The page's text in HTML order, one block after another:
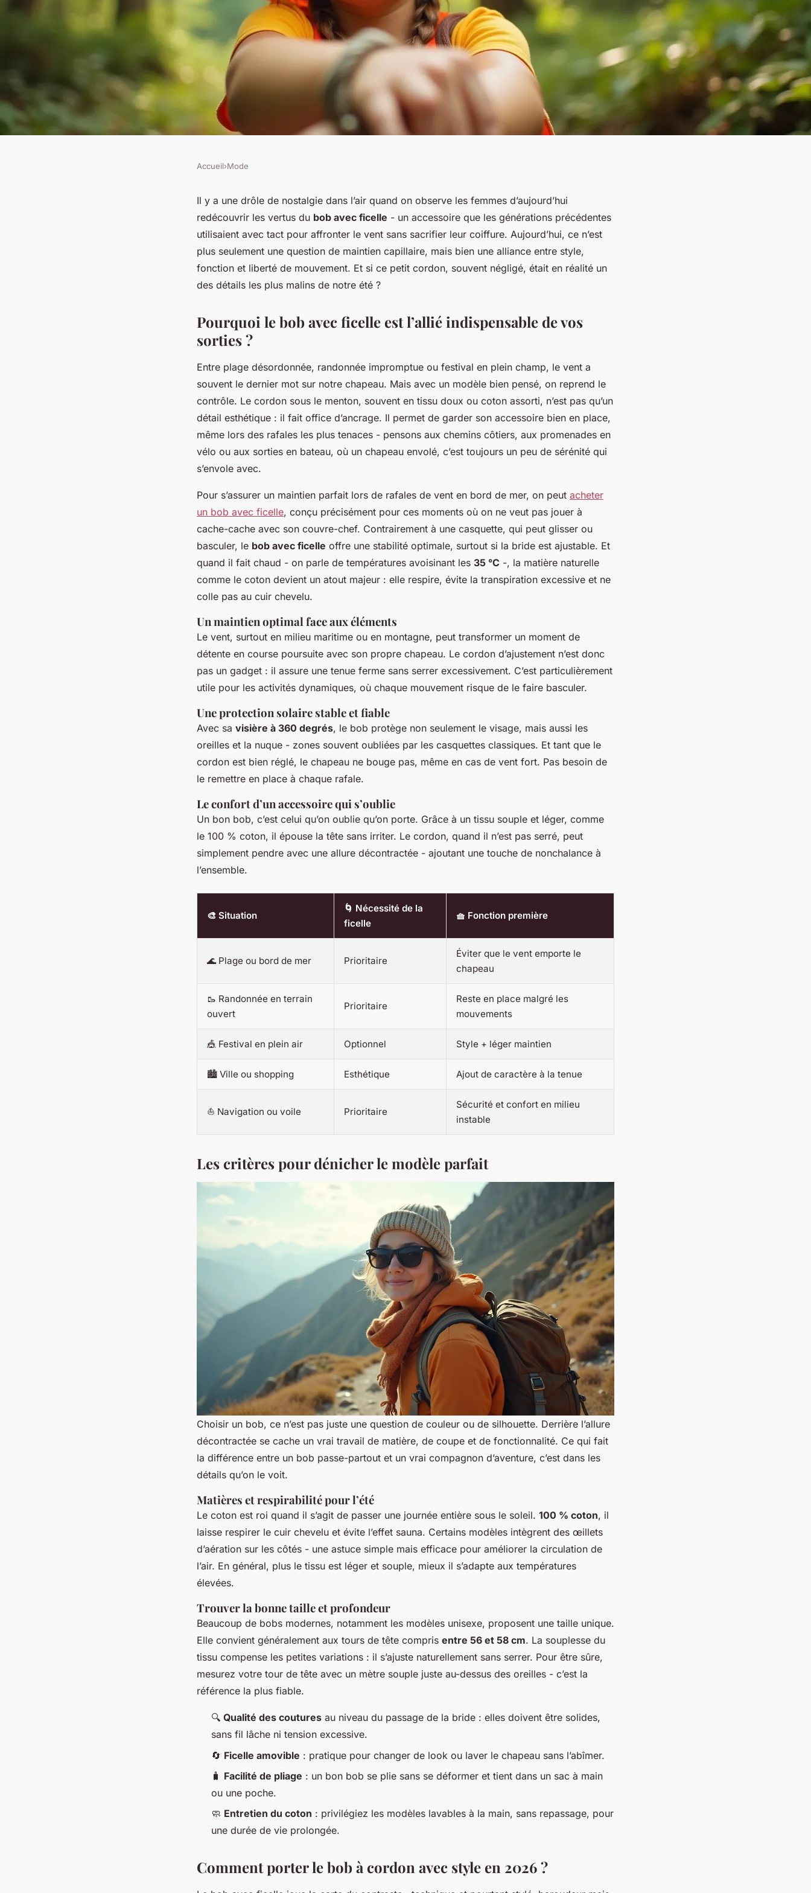
Quelle est l'importance d'un bob avec
ficelle pour vos aventures ?
10 min de lecture
Accueil›Mode
Il y a une drôle de nostalgie dans l’air quand on observe les femmes d’aujourd’hui
redécouvrir les vertus du bob avec ficelle - un accessoire que les générations précédentes
utilisaient avec tact pour affronter le vent sans sacrifier leur coiffure. Aujourd’hui, ce n’est
plus seulement une question de maintien capillaire, mais bien une alliance entre style,
fonction et liberté de mouvement. Et si ce petit cordon, souvent négligé, était en réalité un
des détails les plus malins de notre été ?
Pourquoi le bob avec ficelle est l’allié indispensable de vos
sorties ?
Entre plage désordonnée, randonnée impromptue ou festival en plein champ, le vent a
souvent le dernier mot sur notre chapeau. Mais avec un modèle bien pensé, on reprend le
contrôle. Le cordon sous le menton, souvent en tissu doux ou coton assorti, n’est pas qu’un
détail esthétique : il fait office d’ancrage. Il permet de garder son accessoire bien en place,
même lors des rafales les plus tenaces - pensons aux chemins côtiers, aux promenades en
vélo ou aux sorties en bateau, où un chapeau envolé, c’est toujours un peu de sérénité qui
s’envole avec.
Pour s’assurer un maintien parfait lors de rafales de vent en bord de mer, on peut acheter
un bob avec ficelle, conçu précisément pour ces moments où on ne veut pas jouer à
cache-cache avec son couvre-chef. Contrairement à une casquette, qui peut glisser ou
basculer, le bob avec ficelle offre une stabilité optimale, surtout si la bride est ajustable. Et
quand il fait chaud - on parle de températures avoisinant les 35 °C -, la matière naturelle
comme le coton devient un atout majeur : elle respire, évite la transpiration excessive et ne
colle pas au cuir chevelu.
Un maintien optimal face aux éléments
Le vent, surtout en milieu maritime ou en montagne, peut transformer un moment de
détente en course poursuite avec son propre chapeau. Le cordon d’ajustement n’est donc
pas un gadget : il assure une tenue ferme sans serrer excessivement. C’est particulièrement
utile pour les activités dynamiques, où chaque mouvement risque de le faire basculer.
Une protection solaire stable et fiable
Avec sa visière à 360 degrés, le bob protège non seulement le visage, mais aussi les
oreilles et la nuque - zones souvent oubliées par les casquettes classiques. Et tant que le
cordon est bien réglé, le chapeau ne bouge pas, même en cas de vent fort. Pas besoin de
le remettre en place à chaque rafale.
Le confort d’un accessoire qui s’oublie
Un bon bob, c’est celui qu’on oublie qu’on porte. Grâce à un tissu souple et léger, comme
le 100 % coton, il épouse la tête sans irriter. Le cordon, quand il n’est pas serré, peut
simplement pendre avec une allure décontractée - ajoutant une touche de nonchalance à
l’ensemble.
🎨 Situation
🌀 Nécessité de la
ficelle
🧺 Fonction première
🌊 Plage ou bord de mer Prioritaire
Éviter que le vent emporte le
chapeau
🥾 Randonnée en terrain
ouvert
Prioritaire
Reste en place malgré les
mouvements
🎪 Festival en plein air Optionnel Style + léger maintien
🏙️ Ville ou shopping Esthétique Ajout de caractère à la tenue
⛵ Navigation ou voile Prioritaire
Sécurité et confort en milieu
instable
Les critères pour dénicher le modèle parfait
Choisir un bob, ce n’est pas juste une question de couleur ou de silhouette. Derrière l’allure
décontractée se cache un vrai travail de matière, de coupe et de fonctionnalité. Ce qui fait
la différence entre un bob passe-partout et un vrai compagnon d’aventure, c’est dans les
détails qu’on le voit.
Matières et respirabilité pour l’été
Le coton est roi quand il s’agit de passer une journée entière sous le soleil. 100 % coton, il
laisse respirer le cuir chevelu et évite l’effet sauna. Certains modèles intègrent des œillets
d’aération sur les côtés - une astuce simple mais efficace pour améliorer la circulation de
l’air. En général, plus le tissu est léger et souple, mieux il s’adapte aux températures
élevées.
Trouver la bonne taille et profondeur
Beaucoup de bobs modernes, notamment les modèles unisexe, proposent une taille unique.
Elle convient généralement aux tours de tête compris entre 56 et 58 cm. La souplesse du
tissu compense les petites variations : il s’ajuste naturellement sans serrer. Pour être sûre,
mesurez votre tour de tête avec un mètre souple juste au-dessus des oreilles - c’est la
référence la plus fiable.
🔍 Qualité des coutures au niveau du passage de la bride : elles doivent être solides,
sans fil lâche ni tension excessive.
🔄 Ficelle amovible : pratique pour changer de look ou laver le chapeau sans l’abîmer.
🧳 Facilité de pliage : un bon bob se plie sans se déformer et tient dans un sac à main
ou une poche.
🧼 Entretien du coton : privilégiez les modèles lavables à la main, sans repassage, pour
une durée de vie prolongée.
Comment porter le bob à cordon avec style en 2026 ?